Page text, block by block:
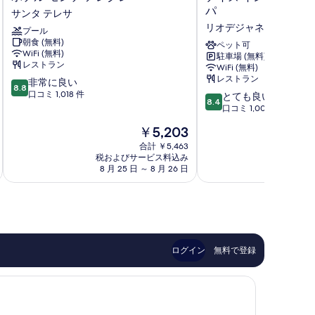
テ
ル
モ
ン
テ
ア
レ
グ
サ
サンタ テレサ
プール
朝食 (無料)
WiFi (無料)
レストラン
10
段
良
ミ
件
8.8 非常に良い
口コミ 1,018 件
現
在
の
料
金
￥5,203
合計 ￥5,463
税およびサービス料込み
8 月 25 日 ～ 8 月 26 日
イ
イ
ン
リ
オ
デ
ジ
ャ
リ
ャ
ネ
ロ
パ
リオデジャネイロ セン
ペット可
駐車場 (無料)
WiFi (無料)
レストラン
10
段
も
コ
ミ
件
8.4 とても良い
口コミ 1,007 件
ログイン 無料で登録